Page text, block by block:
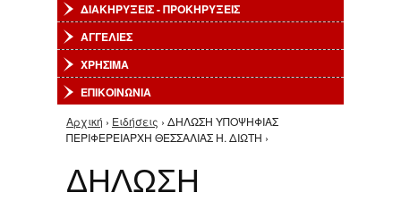
ΔΙΑΚΗΡΥΞΕΙΣ - ΠΡΟΚΗΡΥΞΕΙΣ
ΑΓΓΕΛΙΕΣ
ΧΡΗΣΙΜΑ
ΕΠΙΚΟΙΝΩΝΙΑ
Είστε εδώ
Αρχική › Ειδήσεις › ΔΗΛΩΣΗ ΥΠΟΨΗΦΙΑΣ
ΠΕΡΙΦΕΡΕΙΑΡΧΗ ΘΕΣΣΑΛΙΑΣ Η. ΔΙΩΤΗ ›
ΔΗΛΩΣΗ